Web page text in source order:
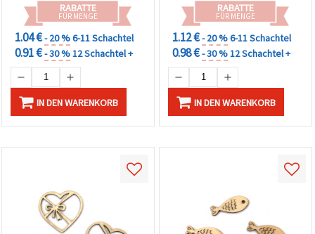
RABATTE
FÜR MENGE
1.04 €- 20 %6-11 Schachtel
0.91 €- 30 %12 Schachtel +
IN DEN WARENKORB
RABATTE
FÜR MENGE
1.12 €- 20 %6-11 Schachtel
0.98 €- 30 %12 Schachtel +
IN DEN WARENKORB